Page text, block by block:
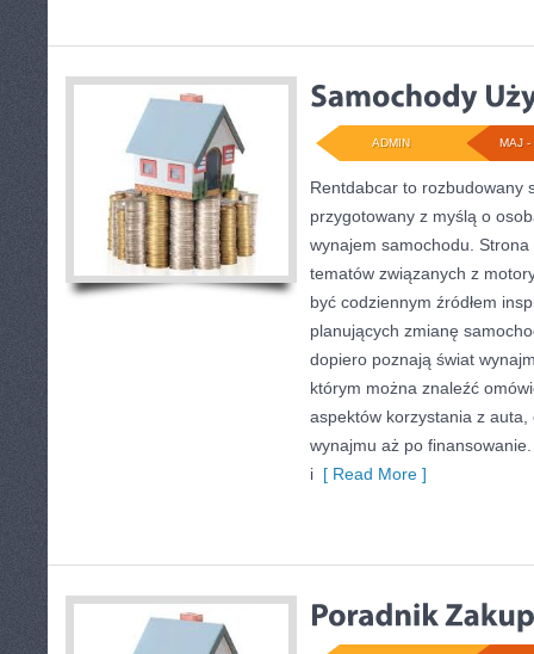
MAJ -
ADMIN
Rentdabcar to rozbudowany
przygotowany z myślą o
wynajem samochodu.
tematów związanych z
być codziennym źródłem
planujących zmianę
dopiero poznają świat
którym można znaleźć
aspektów korzystania z
wynajmu aż po
i [ Read More ]